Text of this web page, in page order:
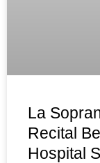
La
Recital
Hospital